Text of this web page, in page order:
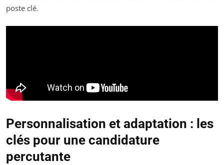
poste clé.
Personnalisation et adaptation : les
clés pour une candidature
percutante